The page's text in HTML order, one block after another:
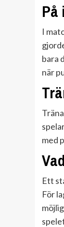
På
I
bara
när
med
Ett
För